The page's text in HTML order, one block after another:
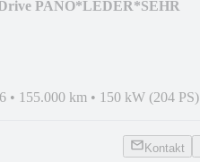
PANO*LEDER*SEHR
• 155.000 km • 150 kW (204 PS)
Kontakt